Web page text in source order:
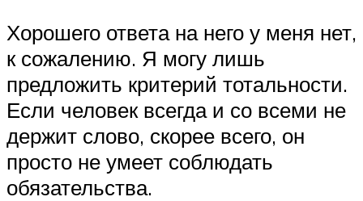
Хорошего ответа на него у меня нет,
к сожалению. Я могу лишь
предложить критерий тотальности.
Если человек всегда и со всеми не
держит слово, скорее всего, он
просто не умеет соблюдать
обязательства.